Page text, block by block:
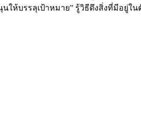
ห้บรรลุเป้าหมาย” รู้วิธีดึงสิ่งที่มีอยู่